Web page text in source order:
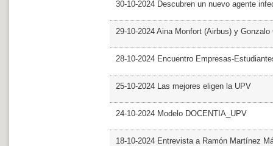
30-10-2024 Descubren un nuevo agente
29-10-2024 Aina Monfort (Airbus) y
28-10-2024 Encuentro Empresas-
25-10-2024 Las mejores eligen la UPV
24-10-2024 Modelo DOCENTIA_UPV
18-10-2024 Entrevista a Ramón Martínez